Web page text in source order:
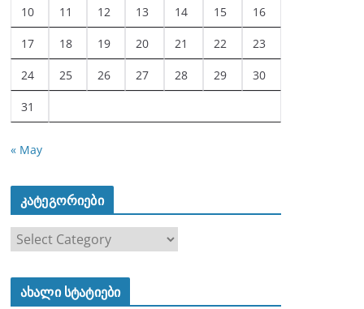
10 11 12 13 14 15 16
17 18 19 20 21 22 23
24 25 26 27 28 29 30
31
« May
კატეგორიები
ტ
ახალი სტატიები